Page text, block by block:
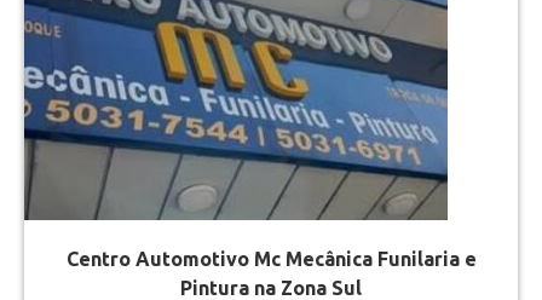
Centro Automotivo Mc Mecânica Funilaria e
Pintura na Zona Sul